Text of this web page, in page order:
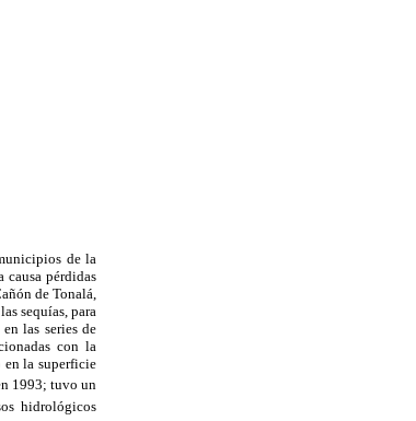
de la
causa pérdidas
de Tonalá,
sequías, para
las series de
con la
en la superficie
1993; tuvo un
hidrológicos